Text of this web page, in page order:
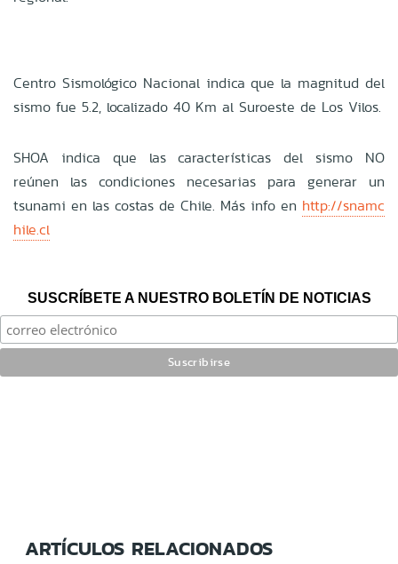
Centro Sismológico Nacional indica que la magnitud del
sismo fue 5.2, localizado 40 Km al Suroeste de Los Vilos.
SHOA indica que las características del sismo NO
reúnen las condiciones necesarias para generar un
tsunami en las costas de Chile. Más info en http://snamc
hile.cl
SUSCRÍBETE A NUESTRO BOLETÍN DE NOTICIAS
ARTÍCULOS RELACIONADOS